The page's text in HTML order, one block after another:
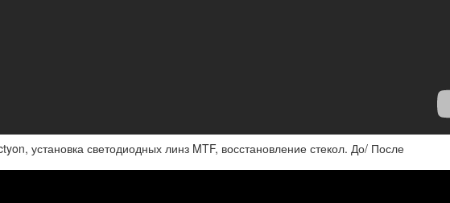
установка светодиодных линз MTF, восстановление стекол. До/ После